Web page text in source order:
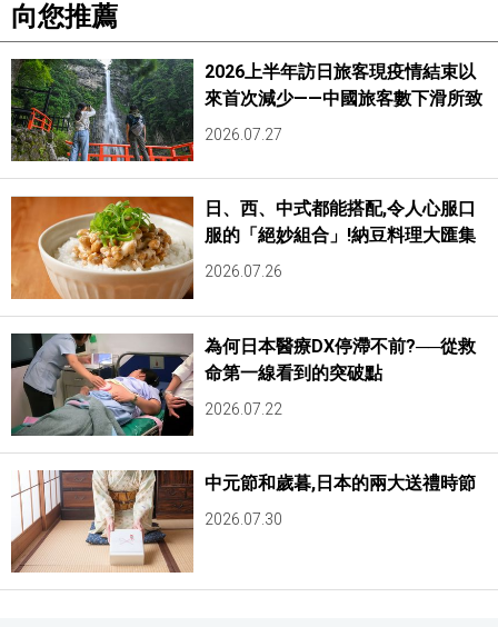
向您推薦
2026上半年訪日旅客現疫情結束以
來首次減少——中國旅客數下滑所致
2026.07.27
日、西、中式都能搭配,令人心服口
服的「絕妙組合」!納豆料理大匯集
2026.07.26
為何日本醫療DX停滯不前?──從救
命第一線看到的突破點
2026.07.22
中元節和歲暮,日本的兩大送禮時節
2026.07.30